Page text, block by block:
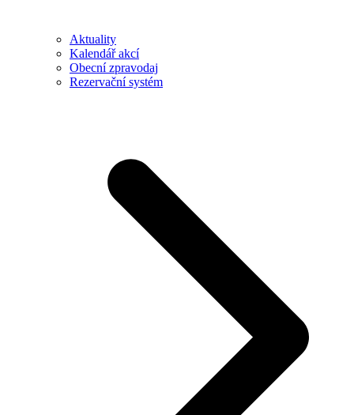
Aktuality
Kalendář akcí
Obecní zpravodaj
Rezervační systém